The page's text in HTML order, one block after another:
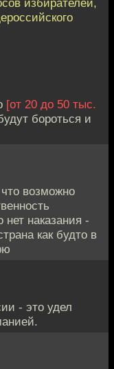
избирателей,
[от 20 до 50 тыс.
бороться и
возможно
нет наказания -
как будто в
- это удел